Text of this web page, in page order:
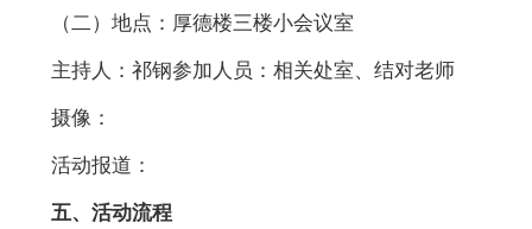
（二）地点：厚德楼三楼小会议室
主持人：祁钢参加人员：相关处室、结对老师
摄像：
活动报道：
五、活动流程